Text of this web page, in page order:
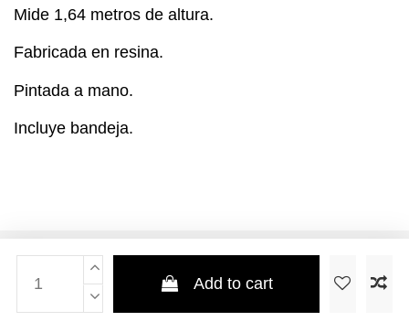
Add to cart
Mide 1,64 metros de altura.
Fabricada en resina.
Pintada a mano.
Incluye bandeja.